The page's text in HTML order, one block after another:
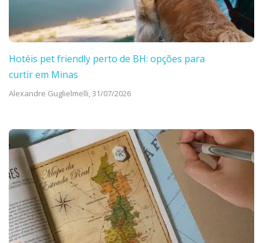
Hotéis pet friendly perto de BH: opções para
curtir em Minas
Alexandre Guglielmelli, 31/07/2026